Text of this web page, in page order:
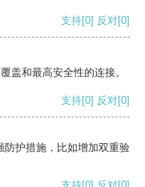
支持[0] 反对[0]
盖和最高安全性的连接。
支持[0] 反对[0]
防护措施，比如增加双重验